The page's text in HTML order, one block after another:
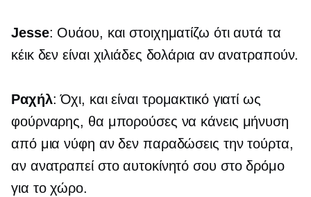
Jesse: Ουάου, και στοιχηματίζω ότι αυτά τα
κέικ δεν είναι χιλιάδες δολάρια αν ανατραπούν.
Ραχήλ: Όχι, και είναι τρομακτικό γιατί ως
φούρναρης, θα μπορούσες να κάνεις μήνυση
από μια νύφη αν δεν παραδώσεις την τούρτα,
αν ανατραπεί στο αυτοκίνητό σου στο δρόμο
για το χώρο.